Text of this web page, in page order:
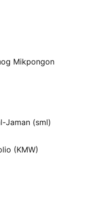
Mikpongon
Jaman (sml)
(KMW)